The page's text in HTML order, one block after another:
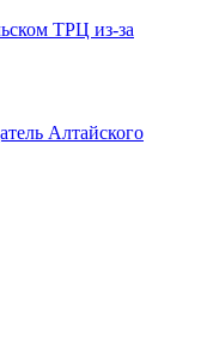
ТРЦ из-за
Алтайского